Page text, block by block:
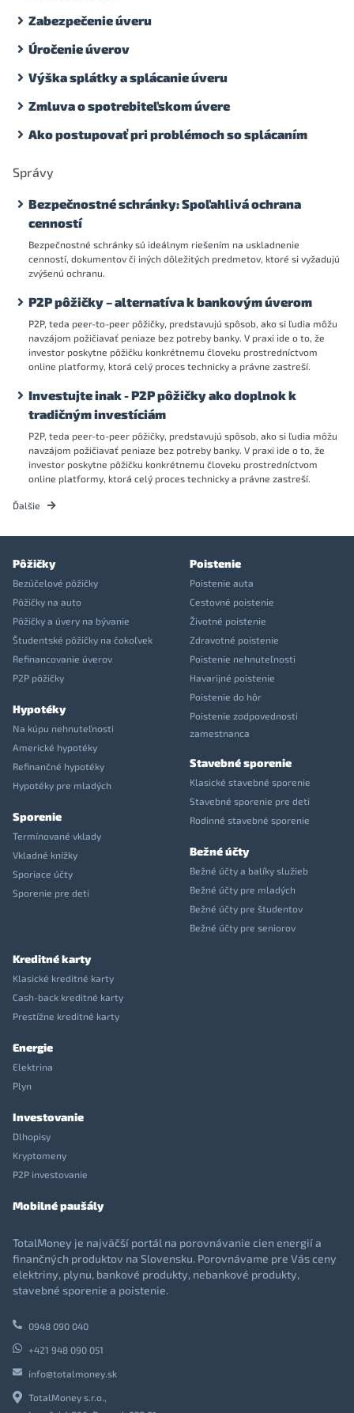
Zabezpečenie úveru
Úročenie úverov
Výška splátky a splácanie úveru
Zmluva o spotrebiteľskom úvere
Ako postupovať pri problémoch so splácaním
Správy
Bezpečnostné schránky: Spoľahlivá ochrana
cenností
Bezpečnostné schránky sú ideálnym riešením na uskladnenie
cenností, dokumentov či iných dôležitých predmetov, ktoré si vyžadujú
zvýšenú ochranu.
P2P pôžičky – alternatíva k bankovým úverom
P2P, teda peer-to-peer pôžičky, predstavujú spôsob, ako si ľudia môžu
navzájom požičiavať peniaze bez potreby banky. V praxi ide o to, že
investor poskytne pôžičku konkrétnemu človeku prostredníctvom
online platformy, ktorá celý proces technicky a právne zastreší.
Investujte inak - P2P pôžičky ako doplnok k
tradičným investíciám
P2P, teda peer-to-peer pôžičky, predstavujú spôsob, ako si ľudia môžu
navzájom požičiavať peniaze bez potreby banky. V praxi ide o to, že
investor poskytne pôžičku konkrétnemu človeku prostredníctvom
online platformy, ktorá celý proces technicky a právne zastreší.
Ďalšie
Pôžičky
Bezúčelové pôžičky
Pôžičky na auto
Pôžičky a úvery na bývanie
Študentské pôžičky na čokoľvek
Refinancovanie úverov
P2P pôžičky
Hypotéky
Na kúpu nehnuteľnosti
Americké hypotéky
Refinančné hypotéky
Hypotéky pre mladých
Sporenie
Termínované vklady
Vkladné knížky
Sporiace účty
Sporenie pre deti
Poistenie
Poistenie auta
Cestovné poistenie
Životné poistenie
Zdravotné poistenie
Poistenie nehnuteľnosti
Havarijné poistenie
Poistenie do hôr
Poistenie zodpovednosti
zamestnanca
Stavebné sporenie
Klasické stavebné sporenie
Stavebné sporenie pre deti
Rodinné stavebné sporenie
Bežné účty
Bežné účty a balíky služieb
Bežné účty pre mladých
Bežné účty pre študentov
Bežné účty pre seniorov
Kreditné karty
Klasické kreditné karty
Cash-back kreditné karty
Prestížne kreditné karty
Energie
Elektrina
Plyn
Investovanie
Dlhopisy
Kryptomeny
P2P investovanie
Mobilné paušály
TotalMoney je najväčší portál na porovnávanie cien energií a
finančných produktov na Slovensku. Porovnávame pre Vás ceny
elektriny, plynu, bankové produkty, nebankové produkty,
stavebné sporenie a poistenie.
0948 090 040
+421 948 090 051
info@totalmoney.sk
TotalMoney s.r.o.,